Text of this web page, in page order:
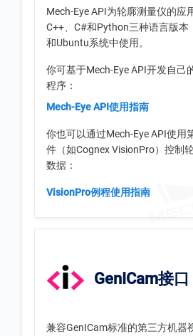
Mech-Eye API为轮廓测量仪的应
C++、C#和Python三种语言版本
和Ubuntu系统中使用。
你可基于Mech-Eye API开发自己
程序：
Mech-Eye API使用指南
你也可以通过Mech-Eye API使用
件（如Cognex VisionPro）控制
数据：
VisionPro例程使用指南
GenICam接口
兼容GenICam标准的第三方机器